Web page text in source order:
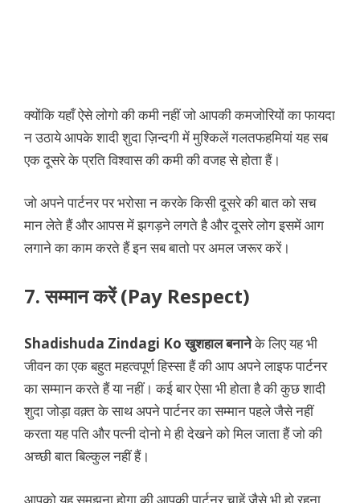
क्योंकि यहाँ ऐसे लोगो की कमी नहीं जो आपकी कमजोरियों का फायदा
न उठाये आपके शादी शुदा ज़िन्दगी में मुश्किलें गलतफहमियां यह सब
एक दूसरे के प्रति विश्वास की कमी की वजह से होता हैं।
जो अपने पार्टनर पर भरोसा न करके किसी दूसरे की बात को सच
मान लेते हैं और आपस में झगड़ने लगते है और दूसरे लोग इसमें आग
लगाने का काम करते हैं इन सब बातो पर अमल जरूर करें।
7. सम्मान करें (Pay Respect)
Shadishuda Zindagi Ko खुशहाल बनानेके लिए यह भी
जीवन का एक बहुत महत्वपूर्ण हिस्सा हैं की आप अपने लाइफ पार्टनर
का सम्मान करते हैं या नहीं। कई बार ऐसा भी होता है की कुछ शादी
शुदा जोड़ा वक़्त के साथ अपने पार्टनर का सम्मान पहले जैसे नहीं
करता यह पति और पत्नी दोनो मे ही देखने को मिल जाता हैं जो की
अच्छी बात बिल्कुल नहीं हैं।
आपको यह समझना होगा की आपकी पार्टनर चाहें जैसे भी हो रहना